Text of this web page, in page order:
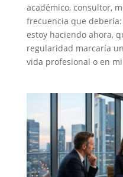
académico, consultor,
frecuencia que
estoy haciendo ahora,
regularidad marcaría
vida profesional o en